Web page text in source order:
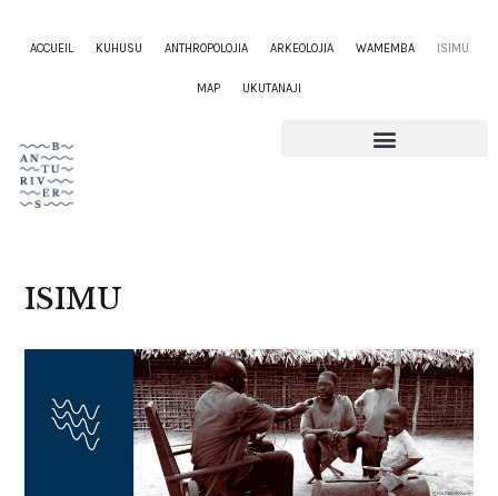
ACCUEIL KUHUSU ANTHROPOLOJIA ARKEOLOJIA WAMEMBA ISIMU
MAP UKUTANAJI
ISIMU